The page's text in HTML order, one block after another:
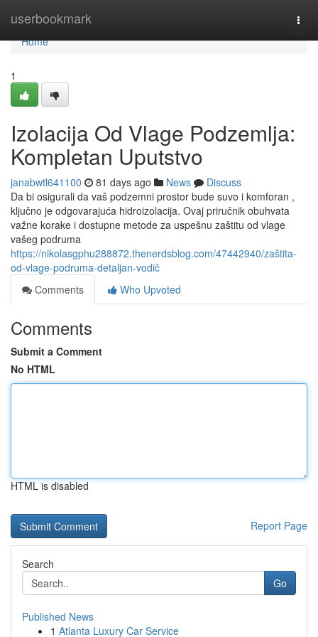
userbookmark
Home
Home
1
Izolacija Od Vlage Podzemlja:
Kompletan Uputstvo
janabwtl641100 81 days ago News
Discuss
Da bi osigurali da vaš podzemni prostor bude suvo i komforan ,
ključno je odgovarajuća hidroizolacija. Ovaj priručnik obuhvata
važne korake i dostupne metode za uspešnu zaštitu od vlage
vašeg podruma
https://nikolasgphu288872.thenerdsblog.com/47442940/zaštita-
od-vlage-podruma-detaljan-vodič
Comments
Who Upvoted
Comments
Submit a Comment
No HTML
HTML is disabled
Report Page
Search
Go
Published News
1 Atlanta Luxury Car Service